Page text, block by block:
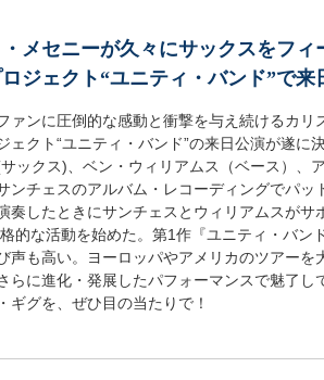
メセニーが久々にサックスをフィ
ジェクト“ユニティ・バンド”で来
ァンに圧倒的な感動と衝撃を与え続けるカ
ェクト“ユニティ・バンド”の来日公演が遂に
ックス)、ベン・ウィリアムス（ベース）、
ンチェスのアルバム・レコーディングでパ
奏したときにサンチェスとウィリアムスが
的な活動を始めた。第1作『ユニティ・バン
声も高い。ヨーロッパやアメリカのツアー
らに進化・発展したパフォーマンスで魅了
ギグを、ぜひ目の当たりで！